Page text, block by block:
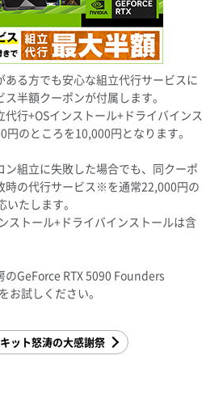
ある方でも安心な組立代行サービスに
半額クーポンが付属します。
行+OSインストール+ドライバインス
円のところを10,000円となります。
ン組立に失敗した場合でも、同クーポ
時の代行サービス※を通常22,000円の
たします。
ストール+ドライバインストールは含
のGeForce RTX 5090 Founders
試しください。
ット怒涛の大感謝祭